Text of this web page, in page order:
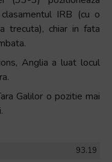
IRB (cu o
trecuta), chiar in fata
Anglia a luat locul
Galilor o pozitie mai
93.19